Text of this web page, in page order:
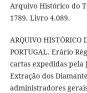
Arquivo Histórico do
1789. Livro 4.089.
ARQUIVO HISTÓRICO
PORTUGAL. Erário
cartas expedidas pela
Extração dos
administradores